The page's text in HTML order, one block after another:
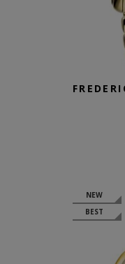
NEW
BEST